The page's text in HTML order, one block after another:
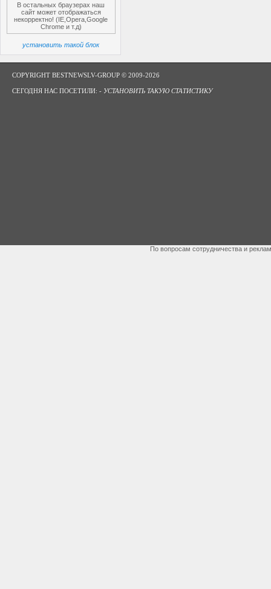
В остальных браузерах наш
сайт может отображаться
некорректно! (IE,Opera,Google
Chrome и т.д)
установить такой блок
COPYRIGHT BESTNEWSLV-GROUP © 2009-2026
СЕГОДНЯ НАС ПОСЕТИЛИ: - УСТАНОВИТЬ ТАКУЮ СТАТИСТИКУ
По вопросам сотрудничества и